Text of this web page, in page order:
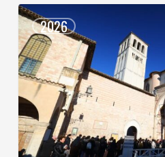
2026
San
Francisco
vive:
Crónica
de
una
presencia
que
transforma